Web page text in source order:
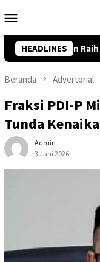
ke
Mobile
HEADLINES
Cup 2026
Beranda Advertorial
Fraksi PDI-P
Tunda
Admin
3 Juni 2026